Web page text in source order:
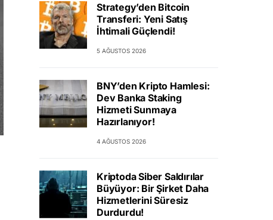
Strategy’den Bitcoin
Transferi: Yeni Satış
İhtimali Güçlendi!
5 AĞUSTOS 2026
BNY’den Kripto Hamlesi:
Dev Banka Staking
Hizmeti Sunmaya
Hazırlanıyor!
4 AĞUSTOS 2026
Kriptoda Siber Saldırılar
Büyüyor: Bir Şirket Daha
Hizmetlerini Süresiz
Durdurdu!